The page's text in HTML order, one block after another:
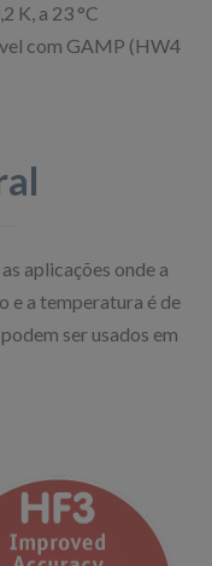
K, a 23 °C
com GAMP (HW4
aplicações onde a
e a temperatura é de
ser usados em